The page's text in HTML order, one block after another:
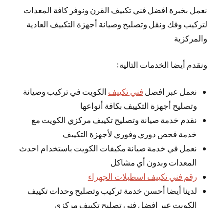
نعمل بخبرة افضل فني تكييف القرن ونوفر كافة المعدات
لتركيب وفك ونقل وتصليح وصيانة أجهزة التكييف العادية
والمركزية
ونقدم أيضا الخدمات التالية:
نعمل عبر افصل فني تكييف الكويت في تركيب وصيانة
وتصليح أجهزة التكييف بكافة أنواعها
نقدم خدمة صيانة وتصليح تكييف مركزي الكويت مع
خدمة فحص دوري وفوري لأجهزة التكييف
نعمل في خدمة صيانة مكيفات الكويت باستخدام احدث
المعدات وبدون أي مشاكل
رقم فني تكييف اسطبلات الجهراء
لدينا أيضا أحسن خدمة تركيب وتصليح وحدات تكييف
الكويت عبر افضل فني تصليح تكييف مركزي